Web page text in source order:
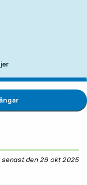
den 29 okt 2025